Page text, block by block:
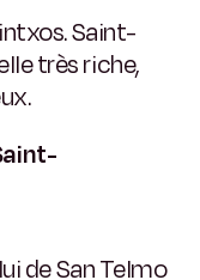
Saint-
très riche,
de San Telmo